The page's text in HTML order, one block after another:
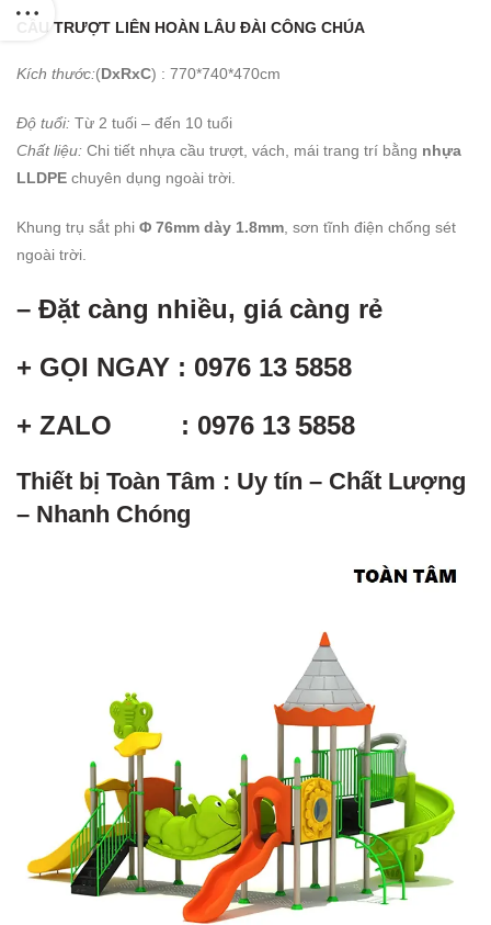
CẦU TRƯỢT LIÊN HOÀN LÂU ĐÀI CÔNG CHÚA
Kích thước:(DxRxC) : 770*740*470cm
Độ tuổi: Từ 2 tuối – đến 10 tuổi
Chất liệu: Chi tiết nhựa cầu trượt, vách, mái trang trí bằng nhựa
LLDPE chuyên dụng ngoài trời.
Khung trụ sắt phi Φ 76mm dày 1.8mm , sơn tĩnh điện chống sét
ngoài trời.
– Đặt càng nhiều, giá càng rẻ
+ GỌI NGAY : 0976 13 5858
+ ZALO : 0976 13 5858
Thiết bị Toàn Tâm : Uy tín – Chất Lượng
– Nhanh Chóng